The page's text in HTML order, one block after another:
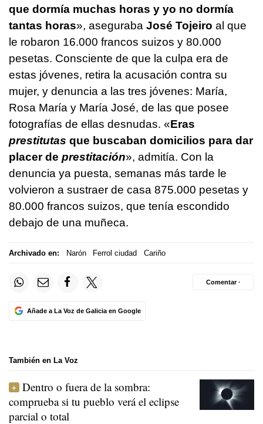
que dormía muchas horas y yo no dormía
tantas horas», aseguraba José Tojeiro al que
le robaron 16.000 francos suizos y 80.000
pesetas. Consciente de que la culpa era de
estas jóvenes, retira la acusación contra su
mujer, y denuncia a las tres jóvenes: María,
Rosa María y María José, de las que posee
fotografías de ellas desnudas. «Eras
prestitutas que buscaban domicilios para dar
placer de prestitación», admitía. Con la
denuncia ya puesta, semanas más tarde le
volvieron a sustraer de casa 875.000 pesetas y
80.000 francos suizos, que tenía escondido
debajo de una muñeca.
Archivado en: Narón Ferrol ciudad Cariño
Añade a La Voz de Galicia en Google
Comentar ·
También en La Voz
Dentro o fuera de la sombra:
comprueba si tu pueblo verá el eclipse
parcial o total